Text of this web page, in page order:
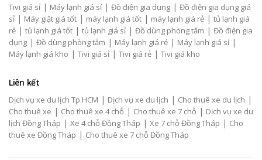
Tivi giá sỉ | Máy lạnh giá sỉ | Đồ điện gia dụng | Đồ điện gia dụng giá
sỉ | Máy giặt giá tốt | máy lạnh giá tốt | máy lạnh giá rẻ | tủ lạnh giá
rẻ | tủ lạnh giá tốt | tủ lạnh giá sỉ | Đồ dùng phòng tắm | Đồ điện gia
dụng | Đồ dùng phòng tắm | Máy lạnh giá rẻ | Máy lạnh giá sỉ |
Máy lạnh giá kho | Tivi giá sỉ | Tivi giá rẻ | Tivi giá kho
Liên kết
Dịch vụ xe du lịch Tp.HCM | Dịch vụ xe du lịch | Cho thuê xe du lịch |
Cho thuê xe | Cho thuê xe 4 chỗ | Cho thuê xe 7 chỗ | Dịch vụ xe du
lịch Đồng Tháp | Xe 4 chỗ Đồng Tháp | Xe 7 chỗ Đồng Tháp | Cho
thuê xe Đồng Tháp | Cho thuê xe 7 chỗ Đồng Tháp